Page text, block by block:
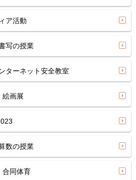
ア活動
写の授業
ターネット安全教室
画展
数の授業
同体育